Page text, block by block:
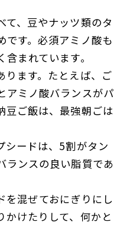
て、豆やナッツ類のタ
です。必須アミノ酸も
まれています。
ります。たとえば、ご
アミノ酸バランスがパ
豆ご飯は、最強朝ごは
シードは、5割がタン
ランスの良い脂質であ
を混ぜておにぎりにし
かけたりして、何かと